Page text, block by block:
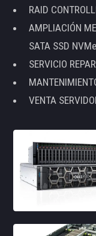
RAID
AMPLIACIÓN
SATA SSD
SERVICIO
VENTA